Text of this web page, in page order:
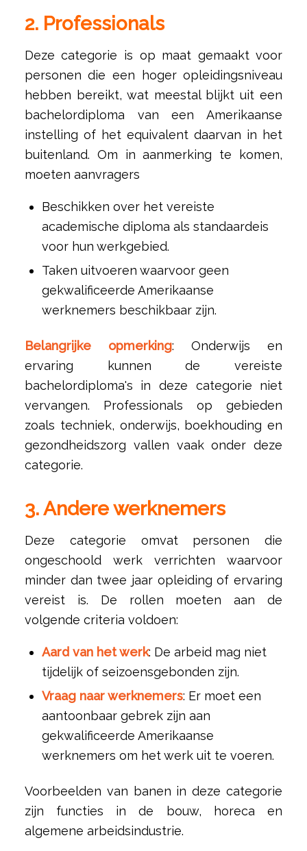
2. Professionals
Deze categorie is op maat gemaakt voor
personen die een hoger opleidingsniveau
hebben bereikt, wat meestal blijkt uit een
bachelordiploma van een Amerikaanse
instelling of het equivalent daarvan in het
buitenland. Om in aanmerking te komen,
moeten aanvragers
Beschikken over het vereiste
academische diploma als standaardeis
voor hun werkgebied.
Taken uitvoeren waarvoor geen
gekwalificeerde Amerikaanse
werknemers beschikbaar zijn.
Belangrijke opmerking: Onderwijs en
ervaring kunnen de vereiste
bachelordiploma's in deze categorie niet
vervangen. Professionals op gebieden
zoals techniek, onderwijs, boekhouding en
gezondheidszorg vallen vaak onder deze
categorie.
3. Andere werknemers
Deze categorie omvat personen die
ongeschoold werk verrichten waarvoor
minder dan twee jaar opleiding of ervaring
vereist is. De rollen moeten aan de
volgende criteria voldoen:
Aard van het werk: De arbeid mag niet
tijdelijk of seizoensgebonden zijn.
Vraag naar werknemers: Er moet een
aantoonbaar gebrek zijn aan
gekwalificeerde Amerikaanse
werknemers om het werk uit te voeren.
Voorbeelden van banen in deze categorie
zijn functies in de bouw, horeca en
algemene arbeidsindustrie.